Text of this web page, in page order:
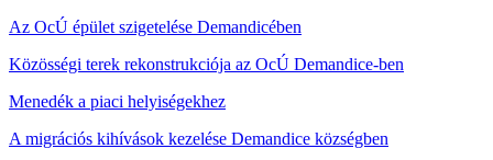
Az OcÚ épület szigetelése Demandicében
Közösségi terek rekonstrukciója az OcÚ Demandice-ben
Menedék a piaci helyiségekhez
A migrációs kihívások kezelése Demandice községben